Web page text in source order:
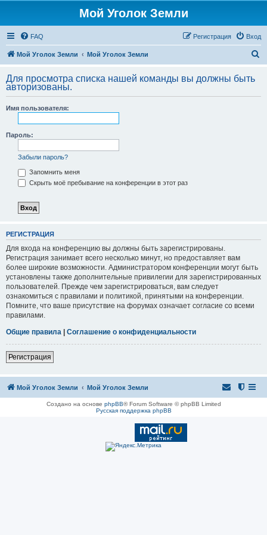
Мой Уголок Земли
FAQ Вход
Регистрация
Мой Уголок Земли Мой Уголок Земли
с
Для просмотра списка нашей команды вы должны быть
авторизованы.
Имя пользователя:
Пароль:
Забыли пароль?
Запомнить меня
Скрыть моё пребывание на конференции в этот раз
РЕГИСТРАЦИЯ
Для входа на конференцию вы должны быть зарегистрированы.
Регистрация занимает всего несколько минут, но предоставляет вам
более широкие возможности. Администратором конференции могут быть
установлены также дополнительные привилегии для зарегистрированных
пользователей. Прежде чем зарегистрироваться, вам следует
ознакомиться с правилами и политикой, принятыми на конференции.
Помните, что ваше присутствие на форумах означает согласие со всеми
правилами.
Общие правила | Соглашение о конфиденциальности
Регистрация
Мой Уголок Земли Мой Уголок Земли
Создано на основе phpBB® Forum Software © phpBB Limited
Русская поддержка phpBB